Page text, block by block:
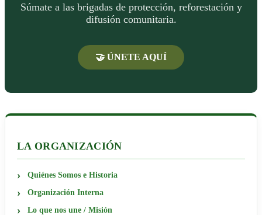
Súmate a las brigadas de protección, reforestación y
difusión comunitaria.
🤝 ÚNETE AQUÍ
LA ORGANIZACIÓN
Quiénes Somos e Historia
Organización Interna
Lo que nos une / Misión